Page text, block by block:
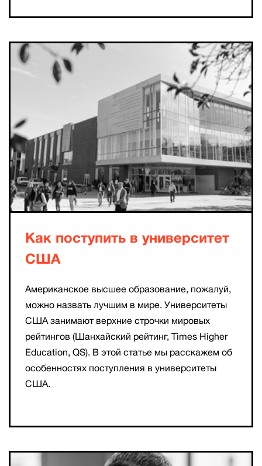
Как поступить в университет
США
Американское высшее образование, пожалуй,
можно назвать лучшим в мире. Университеты
США занимают верхние строчки мировых
рейтингов (Шанхайский рейтинг, Times Higher
Education, QS). В этой статье мы расскажем об
особенностях поступления в университеты
США.